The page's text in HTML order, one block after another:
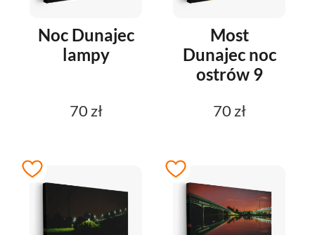
Noc Dunajec
lampy
70 zł
Most
Dunajec noc
ostrów 9
70 zł